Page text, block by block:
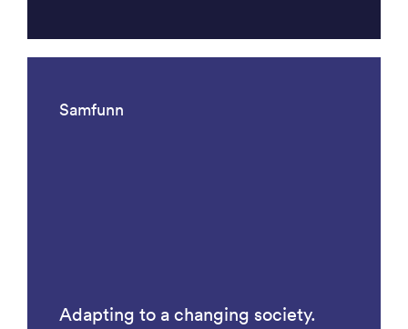
Samfunn
Adapting to a changing society.